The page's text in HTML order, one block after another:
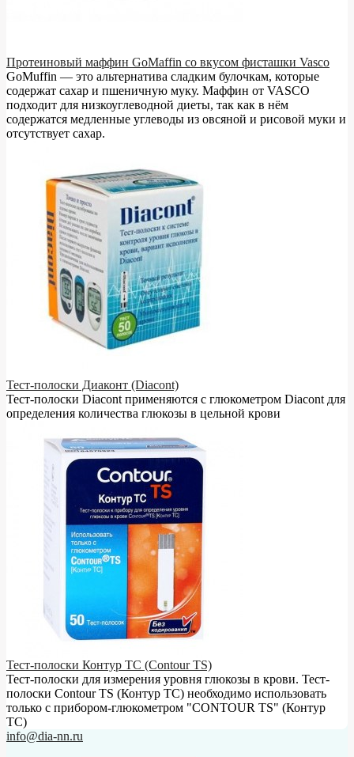
Протеиновый маффин GoMaffin со вкусом фисташки Vasco
GoMuffin — это альтернатива сладким булочкам, которые
содержат сахар и пшеничную муку. Маффин от VASCO
подходит для низкоуглеводной диеты, так как в нём
содержатся медленные углеводы из овсяной и рисовой муки и
отсутствует сахар.
Тест-полоски Диаконт (Diacont)
Тест-полоски Diacont применяются с глюкометром Diacont для
определения количества глюкозы в цельной крови
Тест-полоски Контур ТС (Contour TS)
Тест-полоски для измерения уровня глюкозы в крови. Тест-
полоски Contour TS (Контур ТС) необходимо использовать
только с прибором-глюкометром "CONTOUR TS" (Контур
ТС)
info@dia-nn.ru